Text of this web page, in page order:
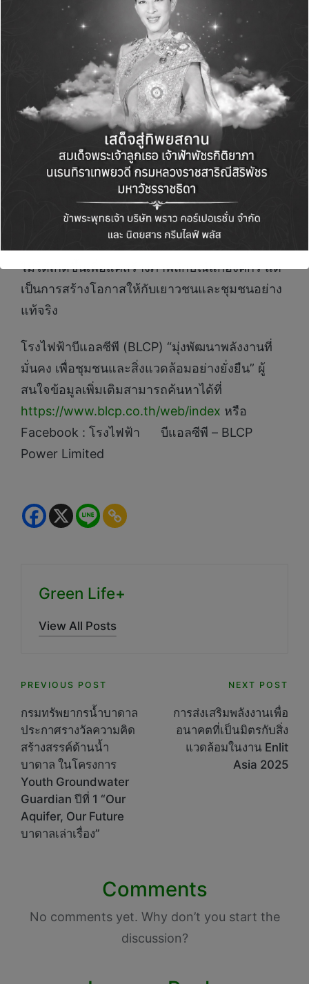
ประมงเรือเล็กฯในพื้นที่รอบโรงไฟฟ้า และ
วิทยาลัยเทคนิคในจังหวัดระยอง
นายอดิศร วังมูลยังได้กล่าวเพิ่มเติมว่า BLCP มีเป้า
หมายระยะยาวในการสร้างโอกาสการศึกษาอย่าง
เท่าเทียมให้กับเยาวชนในจังหวัดระยอง ด้วย
ศักยภาพขององค์กรที่พร้อมเป็นสะพานสู่การศึกษา
ที่มีคุณภาพ ทักษะชีวิตที่แข็งแกร่ง และอาชีพที่
มั่นคงในอนาคต สอดคล้องกับนโยบายภาครัฐที่เน้น
การเรียนรู้ตลอดชีวิตและการพัฒนาทักษะใน
ศตวรรษที่ 21 เราเชื่อว่าการลงทุนกับคน คือการ
ไม่ได้เกิดขึ้นเพื่อแค่สร้างภาพลักษณ์แก่องค์กร แต่
เป็นการสร้างโอกาสให้กับเยาวชนและชุมชนอย่าง
แท้จริง
โรงไฟฟ้าบีแอลซีพี (BLCP) “มุ่งพัฒนาพลังงานที่
มั่นคง เพื่อชุมชนและสิ่งแวดล้อมอย่างยั่งยืน” ผู้
สนใจข้อมูลเพิ่มเติมสามารถค้นหาได้ที่
https://www.blcp.co.th/web/index หรือ
Facebook : โรงไฟฟ้า บีแอลซีพี – BLCP
Power Limited
Green Life+
View All Posts
Post
navigation
PREVIOUS POST
กรมทรัพยากรน้ำบาดาล
ประกาศรางวัลความคิด
สร้างสรรค์ด้านน้ำ
บาดาล ในโครงการ
Youth Groundwater
Guardian ปีที่ 1 “Our
Aquifer, Our Future
บาดาลเล่าเรื่อง”
NEXT POST
การส่งเสริมพลังงานเพื่อ
อนาคตที่เป็นมิตรกับสิ่ง
แวดล้อมในงาน Enlit
Asia 2025
Comments
No comments yet. Why don’t you start the
discussion?